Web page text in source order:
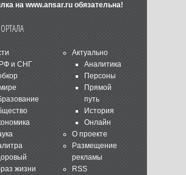
на www.ansar.ruобязательна!
и СНГ
жизни
Актуально
Аналитика
Персоны
Прямой
путь
История
Онлайн
О проекте
Размещение
рекламы
RSS